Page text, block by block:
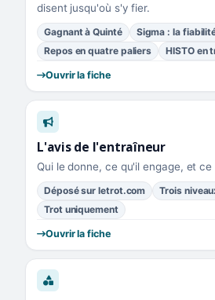
disent jusqu'où s'y fier.
Gagnant à Quinté
Sigma : la
Repos en quatre paliers
HISTO en
Ouvrir la fiche
L'avis de l'entraîneur
Qui le donne, ce qu'il engage, et
Déposé sur letrot.com
Trois
Trot uniquement
Ouvrir la fiche